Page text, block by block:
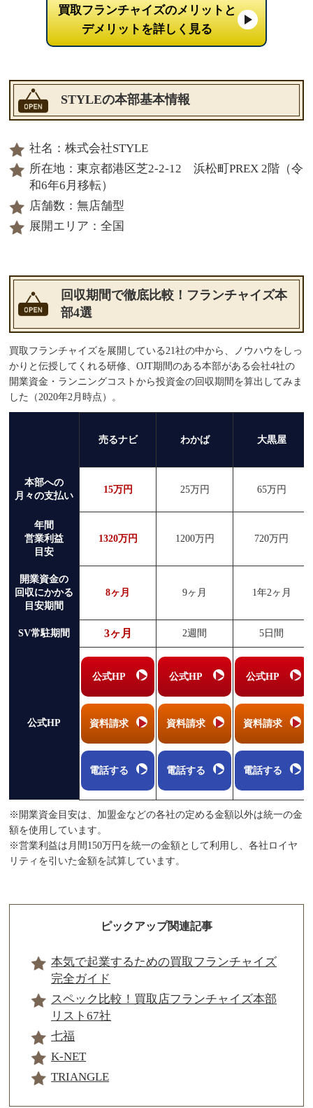
買取フランチャイズのメリットと
デメリットを詳しく見る
STYLEの本部基本情報
社名：株式会社STYLE
所在地：東京都港区芝2-2-12 浜松町PREX 2階（令
和6年6月移転）
店舗数：無店舗型
展開エリア：全国
回収期間で徹底比較！フランチャイズ本
部4選
買取フランチャイズを展開している21社の中から、ノウハウをしっ
かりと伝授してくれる研修、OJT期間のある本部がある会社4社の
開業資金・ランニングコストから投資金の回収期間を算出してみま
した（2020年2月時点）。
売るナビ わかば 大黒屋
本部への
月々の支払い
15万円 25万円 65万円
年間
営業利益
目安
1320万円 1200万円 720万円
開業資金の
回収にかかる
目安期間
8ヶ月 9ヶ月 1年2ヶ月
SV常駐期間 3ヶ月 2週間 5日間
公式HP
公式HP
資料請求
電話する
公式HP
資料請求
電話する
公式HP
資料請求
電話する
※開業資金目安は、加盟金などの各社の定める金額以外は統一の金
額を使用しています。
※営業利益は月間150万円を統一の金額として利用し、各社ロイヤ
リティを引いた金額を試算しています。
ピックアップ関連記事
本気で起業するための買取フランチャイズ
完全ガイド
スペック比較！買取店フランチャイズ本部
リスト67社
七福
K-NET
TRIANGLE